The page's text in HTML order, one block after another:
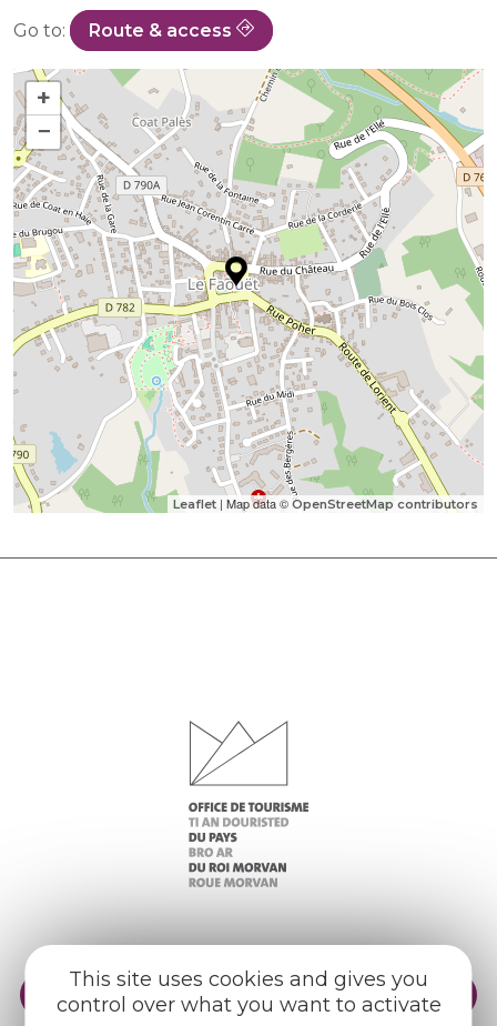
This site uses cookies and gives you
control over what you want to activate
Go to: Route & access
+
−
Leaflet | Map data © OpenStreetMap contributors
Practical info
Our reception areas